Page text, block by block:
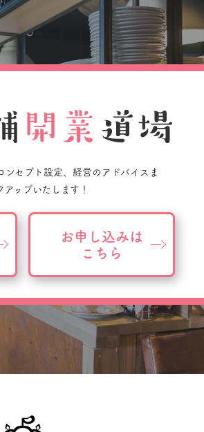
ンセプト設定、経営のアドバイスま
ップいたします！
お申し込みは
こちら